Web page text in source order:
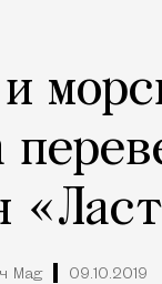
Mag 09.10.2019